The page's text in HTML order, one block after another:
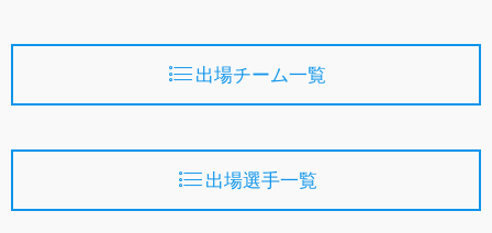
出場チーム一覧
出場選手一覧